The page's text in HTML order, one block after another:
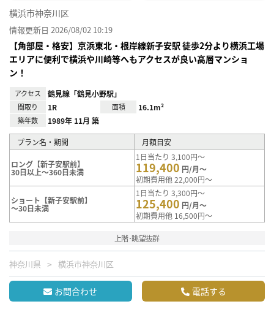
横浜市神奈川区
情報更新日 2026/08/02 10:19
【角部屋・格安】京浜東北・根岸線新子安駅 徒歩2分より横浜工場
エリアに便利で横浜や川崎等へもアクセスが良い高層マンショ
ン！
アクセス 鶴見線「鶴見小野駅」
間取り 1R 面積 16.1m²
築年数 1989年 11月 築
プラン名・期間 月額目安
ロング【新子安駅前】
30日以上～360日未満
1日当たり 3,100円～
119,400 円/月～
初期費用他 22,000円～
ショート【新子安駅前】
～30日未満
1日当たり 3,300円～
125,400 円/月～
初期費用他 16,500円～
上階･眺望抜群
神奈川県 横浜市神奈川区
お問合わせ 電話する